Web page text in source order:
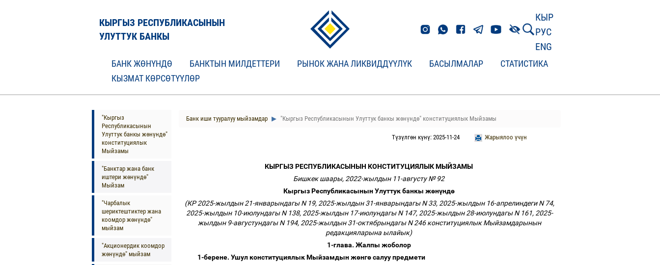
КЫРГЫЗ РЕСПУБЛИКАСЫНЫН
УЛУТТУК БАНКЫ
КЫР
РУС
ENG
БАНК ЖӨНҮНДӨ БАНКТЫН МИЛДЕТТЕРИ РЫНОК ЖАНА ЛИКВИДДҮҮЛҮК БАСЫЛМАЛАР
СТАТИСТИКА
КЫЗМАТ КӨРСӨТҮҮЛӨР
"Кыргыз
Республикасынын
Улуттук банкы жөнүндө"
конституциялык
Мыйзамы
"Банктар жана банк
иштери жөнүндө"
Мыйзам
"Чарбалык
шериктештиктер жана
коомдор жөнүндө"
мыйзам
"Акционердик коомдор
жөнүндө" мыйзам
Банк иши тууралуу мыйзамдар "Кыргыз Республикасынын Улуттук банкы жөнүндө" конституциялык Мыйзамы
Жарыялоо үчүн
Түзүлгөн күнү: 2025-11-24
КЫРГЫЗ РЕСПУБЛИКАСЫНЫН КОНСТИТУЦИЯЛЫК МЫЙЗАМЫ
Бишкек шаары, 2022-жылдын 11-августу № 92
Кыргыз Республикасынын Улуттук банкы жөнүндө
(КР 2025-жылдын 21-январындагы N 19, 2025-жылдын 31-январындагы N 33, 2025-жылдын 16-апрелиндеги N 74,
2025-жылдын 10-июлундагы N 138, 2025-жылдын 17-июлундагы N 147, 2025-жылдын 28-июлундагы N 161, 2025-
жылдын 9-августундагы N 194, 2025-жылдын 31-октябрындагы N 246 конституциялык Мыйзамдарынын
редакцияларына ылайык)
1-глава. Жалпы жоболор
1-берене. Ушул конституциялык Мыйзамдын жөнгөсалуу предмети